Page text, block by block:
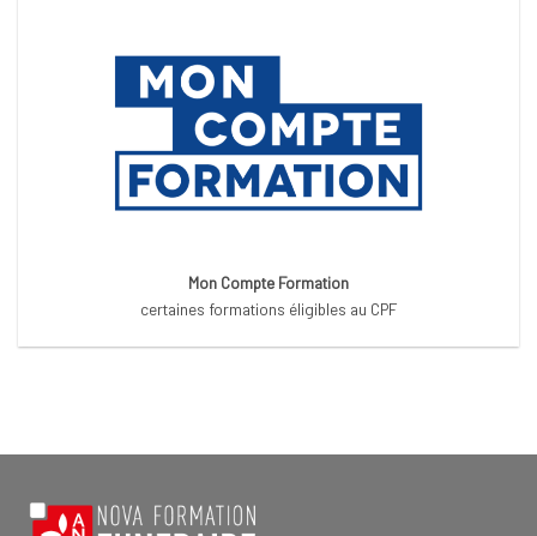
Mon Compte Formation
certaines formations éligibles au CPF